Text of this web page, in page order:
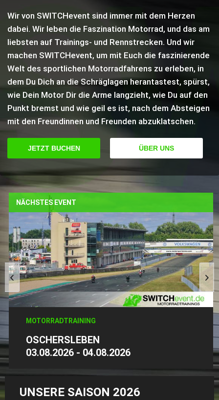
Wir von SWITCHevent sind immer mit dem Herzen
dabei. Wir leben die Faszination Motorrad, und das am
liebsten auf Trainings- und Rennstrecken. Und wir
machen SWITCHevent, um mit Euch die faszinierende
Welt des sportlichen Motorradfahrens zu erleben, in
dem Du Dich an die Schräglagen herantastest, spürst,
wie Dein Motor Dir die Arme langzieht, wie Du auf den
Punkt bremst und wie geil es ist, nach dem Absteigen
mit den Freundinnen und Freunden abzuklatschen.
JETZT BUCHEN ÜBER UNS
NÄCHSTES EVENT
MOTORRADTRAINING
OSCHERSLEBEN
03.08.2026 - 04.08.2026
UNSERE SAISON 2026